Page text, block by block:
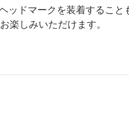
ッドマークを装着すること
楽しみいただけます。